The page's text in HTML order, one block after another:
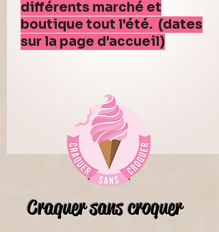
différents marché et
boutique tout l'été. (dates
sur la page d'accueil)
Craquer sans croquer